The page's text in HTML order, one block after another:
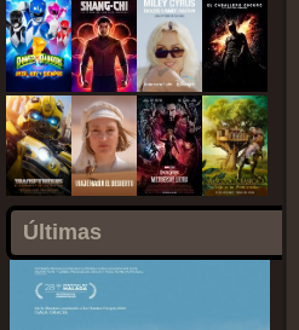
Últimas